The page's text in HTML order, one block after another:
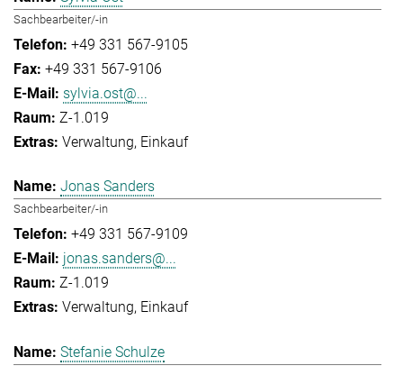
Sachbearbeiter/-in
+49 331 567-9105
+49 331 567-9106
sylvia.ost@...
Z-1.019
Verwaltung Einkauf
Jonas Sanders
Sachbearbeiter/-in
+49 331 567-9109
jonas.sanders@...
Z-1.019
Verwaltung Einkauf
Stefanie Schulze